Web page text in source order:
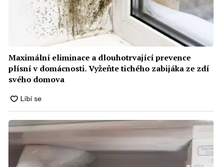
Maximální eliminace a dlouhotrvající prevence
plísní v domácnosti. Vyžeňte tichého zabijáka ze zdí
svého domova